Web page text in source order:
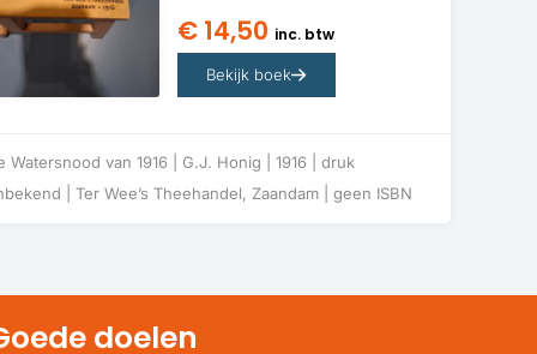
€ 14,50 inc. btw
Bekijk boek
Watersnood van 1916 | G.J. Honig | 1916 | druk
| Ter Wee’s Theehandel, Zaandam | geen ISBN
doelen